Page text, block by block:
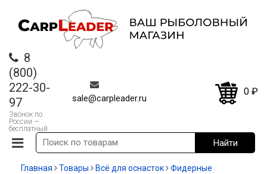
8
(800)
222-30-
97
Звонок по
России —
бесплатный
sale@carpleader.ru
0 ₽
Главная Товары Всё для оснасток
Фидерные